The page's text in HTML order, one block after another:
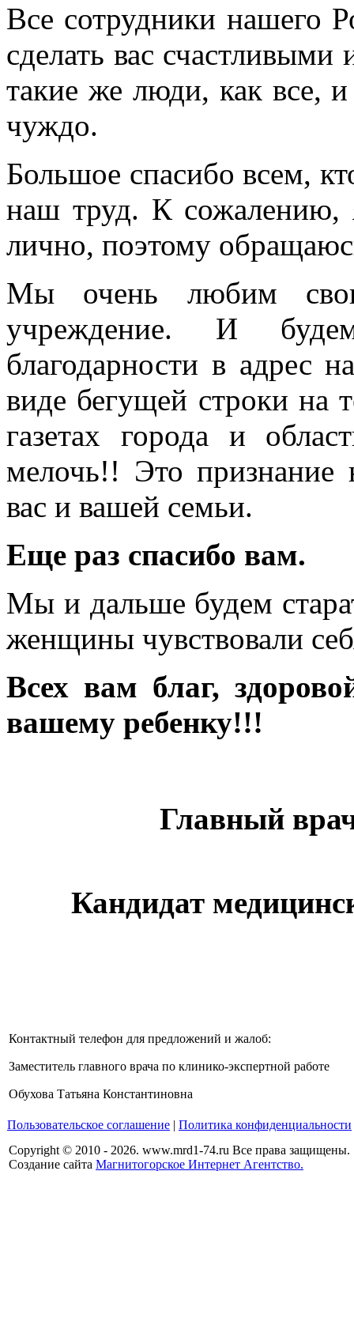
Все сотрудники нашего
сделать вас
такие же люди, как все,
чуждо.
Большое спасибо всем,
наш труд. К сожалению,
лично, поэтому
Мы очень любим
учреждение. И
благодарности в адрес
виде бегущей строки на
газетах города и
мелочь!! Это признание
вас и вашей семьи.
Еще раз спасибо вам.
Мы и дальше будем
женщины чувствовали
Всех вам благ,
вашему ребенку!!!
Главный
Кандидат
Контактный телефон для предложений и жалоб:
Заместитель главного врача по клинико-экспертной работе
Обухова Татьяна Константиновна
Пользовательское соглашение | Политика конфиденциальности
Copyright © 2010 - 2026. www.mrd1-74.ru Все права защищены.
Создание сайта Магнитогорское Интернет Агентство.